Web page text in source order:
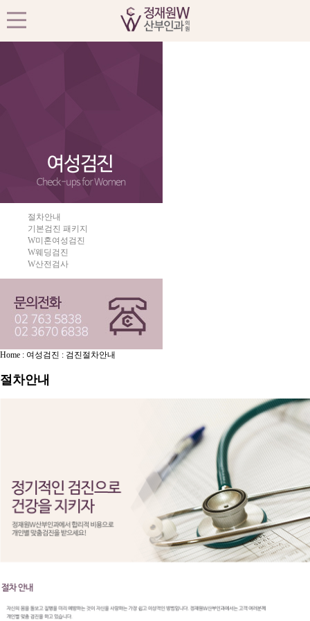
절차안내
기본검진 패키지
W미혼여성검진
W웨딩검진
W산전검사
Home : 여성검진 : 검진절차안내
절차안내